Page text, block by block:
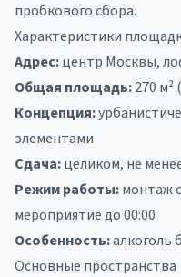
пробкового сбора.
Характеристики
Адрес:центр Москвы,
Общая площадь:270 м²
Концепция:
элементами
Сдача:целиком, не
Режим работы:монтаж
мероприятие до 00:00
Особенность:алкоголь
Основные пространства